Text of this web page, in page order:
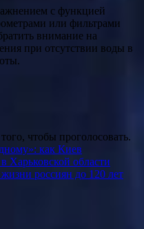
с функцией
или фильтрами
внимание на
при отсутствии воды в
того, чтобы проголосовать.
как Киев
Харьковской области
россиян до 120 лет